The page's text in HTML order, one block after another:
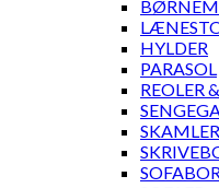
HYLDER
PARASOL
REOLER